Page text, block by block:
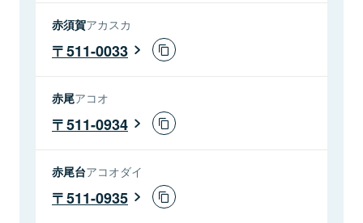
赤須賀アカスカ
511-0033
赤尾アコオ
511-0934
赤尾台アコオダイ
511-0935